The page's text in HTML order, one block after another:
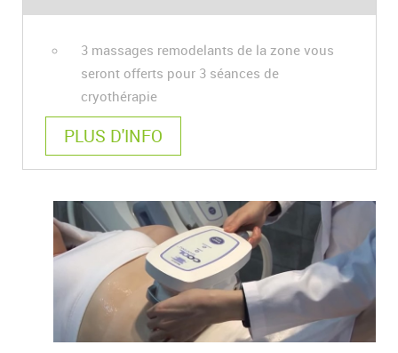
3 massages remodelants de la zone vous
seront offerts pour 3 séances de
cryothérapie
PLUS D'INFO